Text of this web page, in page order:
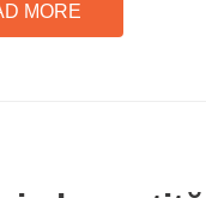
MORE